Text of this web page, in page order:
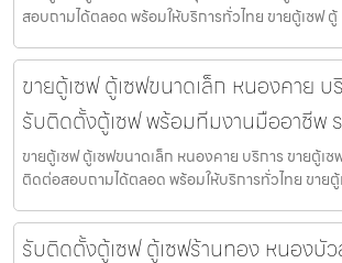
สอบถามได้ตลอด พร้อมให้บริการทั่วไทย ขายตู้เซฟ ตู้
ขายตู้เซฟ ตู้เซฟขนาดเล็ก หนองคาย บ
รับติดตั้งตู้เซฟ พร้อมทีมงานมืออาชีพ
ขายตู้เซฟ ตู้เซฟขนาดเล็ก หนองคาย บริการ ขายตู้เ
ติดต่อสอบถามได้ตลอด พร้อมให้บริการทั่วไทย ขายตู้
รับติดตั้งตู้เซฟ ตู้เซฟร้านทอง หนองบั